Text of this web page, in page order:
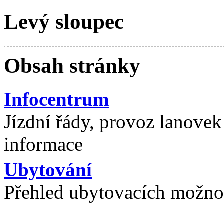
Levý sloupec
Obsah stránky
Infocentrum
Jízdní řády, provoz
informace
Ubytování
Přehled ubytovacích